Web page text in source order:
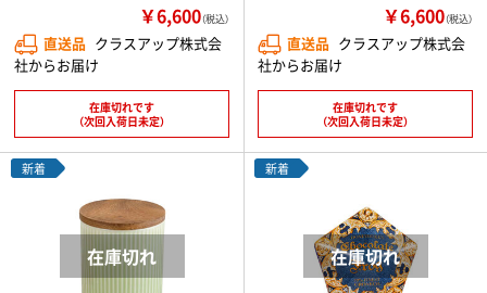
￥6,600（税込）
直送品 クラスアップ株式会
社からお届け
在庫切れです
（次回入荷日未定）
￥6,600（税込）
直送品 クラスアップ株式会
社からお届け
在庫切れです
（次回入荷日未定）
新着 新着